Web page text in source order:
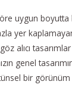
uygun boyutta
yer
alıcı
genel
bir